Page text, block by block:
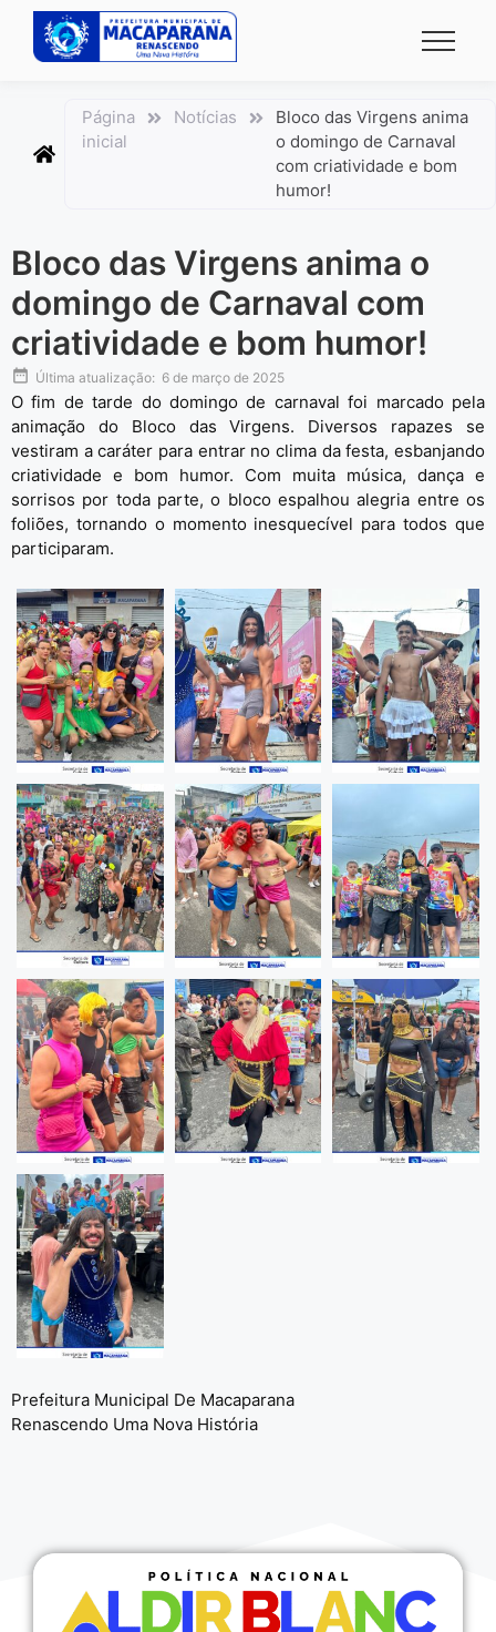
conteúdo
Página
inicial
Notícias
Bloco das Virgens anima
o domingo de Carnaval
com criatividade e bom
humor!
Bloco das Virgens anima o
domingo de Carnaval com
criatividade e bom humor!
Última atualização: 6 de março de 2025
O fim de tarde do domingo de carnaval foi marcado pela
animação do Bloco das Virgens. Diversos rapazes se
vestiram a caráter para entrar no clima da festa, esbanjando
criatividade e bom humor. Com muita música, dança e
sorrisos por toda parte, o bloco espalhou alegria entre os
foliões, tornando o momento inesquecível para todos que
participaram.
Prefeitura Municipal De Macaparana
Renascendo Uma Nova História